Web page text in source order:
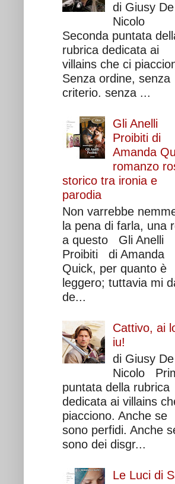
di Giusy De
Nicolo
Seconda puntata
rubrica dedicata ai
villains che ci
Senza ordine, senza
criterio. senza ...
Gli Anelli
Proibiti di
Amanda
romanzo
storico tra ironia e
parodia
Non varrebbe
la pena di farla, una
a questo Gli Anelli
Proibiti di Amanda
Quick, per quanto è
leggero; tuttavia mi
de...
Cattivo, ai
iu!
di Giusy De
Nicolo
puntata della rubrica
dedicata ai villains
piacciono. Anche se
sono perfidi. Anche
sono dei disgr...
Le Luci di